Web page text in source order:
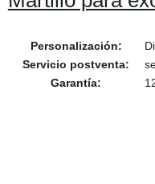
Personalización:
Servicio postventa:
Garantía: